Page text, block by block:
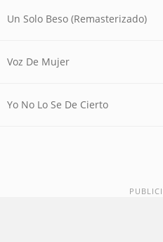
Un Solo Beso (Remasterizado)
Voz De Mujer
Yo No Lo Se De Cierto